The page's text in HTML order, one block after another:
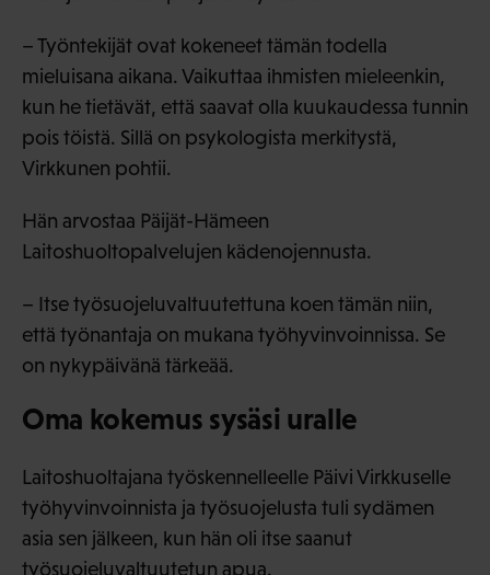
– Työntekijät ovat kokeneet tämän todella
mieluisana aikana. Vaikuttaa ihmisten mieleenkin,
kun he tietävät, että saavat olla kuukaudessa tunnin
pois töistä. Sillä on psykologista merkitystä,
Virkkunen pohtii.
Hän arvostaa Päijät-Hämeen
Laitoshuoltopalvelujen kädenojennusta.
– Itse työsuojeluvaltuutettuna koen tämän niin,
että työnantaja on mukana työhyvinvoinnissa. Se
on nykypäivänä tärkeää.
Oma kokemus sysäsi uralle
Laitoshuoltajana työskennelleelle Päivi Virkkuselle
työhyvinvoinnista ja työsuojelusta tuli sydämen
asia sen jälkeen, kun hän oli itse saanut
työsuojeluvaltuutetun apua.